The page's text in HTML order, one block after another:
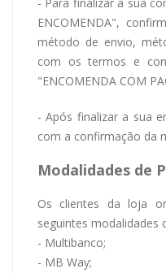
ENCOMENDA",
método de envio,
com os termos e
"ENCOMENDA COM
- Após finalizar a sua
com a confirmação da
Modalidades de
Os clientes da loja
seguintes modalidades
- Multibanco;
- MB Way;